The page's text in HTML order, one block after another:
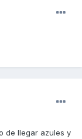
de llegar azules y